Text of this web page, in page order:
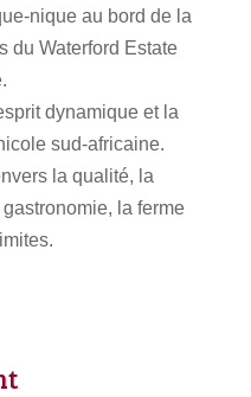
nique au bord de la
du Waterford Estate
dynamique et la
sud-africaine.
la qualité, la
la ferme